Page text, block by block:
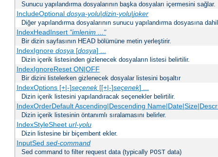
Sunucu yapılandırma dosyalarının başka dosyaları içermesini sağlar.
IncludeOptional dosya-yolu|dizin-yolu|joker
Diğer yapılandırma dosyalarının sunucu yapılandırma dosyasına
IndexHeadInsert "imlenim ..."
Bir dizin sayfasının HEAD bölümüne metin yerleştirir.
IndexIgnore dosya[dosya] ...
Dizin içerik listesinden gizlenecek dosyaların listesi belirtilir.
IndexIgnoreReset ON|OFF
Bir dizini listelerken gizlenecek dosyalar listesini boşaltır
IndexOptions [+|-]seçenek[[+|-]seçenek] ...
Dizin içerik listesini yapılandıracak seçenekler belirtilir.
IndexOrderDefault Ascending|Descending
Dizin içerik listesinin öntanımlı sıralamasını belirler.
IndexStyleSheet url-yolu
Dizin listesine bir biçembent ekler.
InputSed sed-command
Sed command to filter request data (typically POST data)